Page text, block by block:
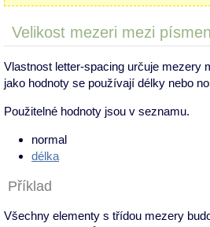
Velikost mezeri mezi
Vlastnost letter-spacing určuje mezery
jako hodnoty se používají délky nebo
Použitelné hodnoty jsou v seznamu.
normal
délka
Příklad
Všechny elementy s třídou mezery